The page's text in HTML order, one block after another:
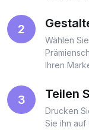
2
Wählen
Ihren
3 Teilen
Drucken
Sie ihn